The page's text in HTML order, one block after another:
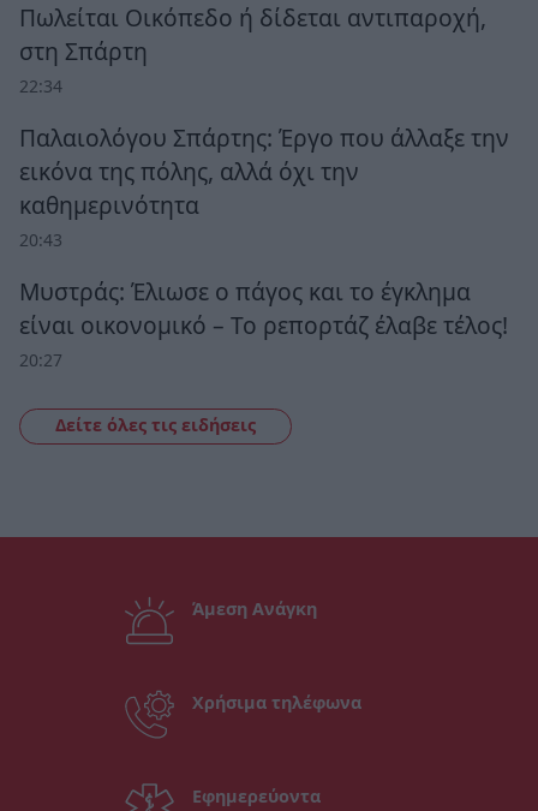
Πωλείται Οικόπεδο ή δίδεται αντιπαροχή,
στη Σπάρτη
22:34
Παλαιολόγου Σπάρτης: Έργο που άλλαξε την
εικόνα της πόλης, αλλά όχι την
καθημερινότητα
20:43
Μυστράς: Έλιωσε ο πάγος και το έγκλημα
είναι οικονομικό – Το ρεπορτάζ έλαβε τέλος!
20:27
Δείτε όλες τις ειδήσεις
Άμεση Ανάγκη
Χρήσιμα τηλέφωνα
Εφημερεύοντα